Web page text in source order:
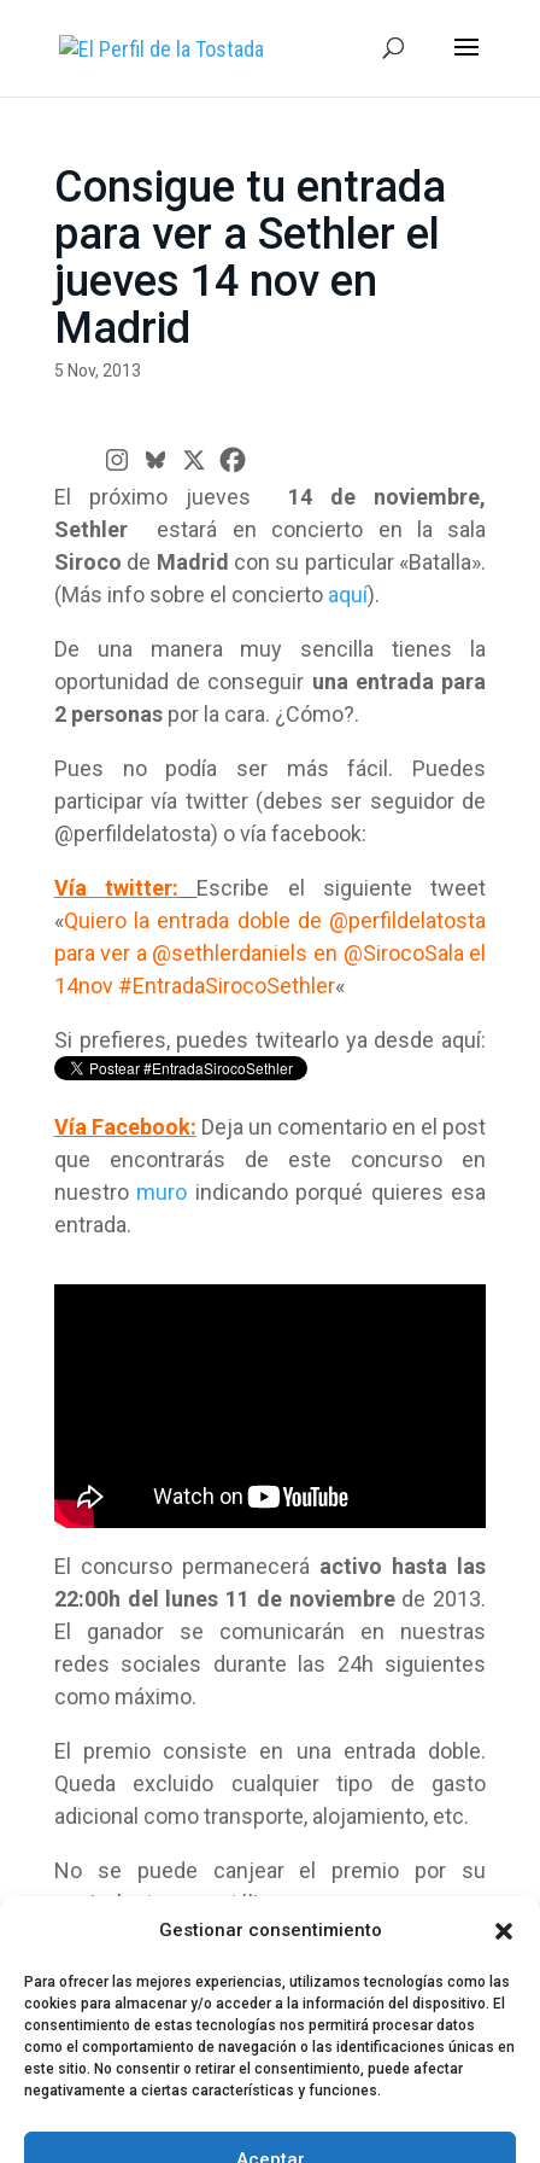
Gestionar consentimiento
Para ofrecer las mejores experiencias, utilizamos tecnologías como las
cookies para almacenar y/o acceder a la información del dispositivo. El
consentimiento de estas tecnologías nos permitirá procesar datos
como el comportamiento de navegación o las identificaciones únicas en
este sitio. No consentir o retirar el consentimiento, puede afectar
negativamente a ciertas características y funciones.
Consigue tu entrada
para ver a Sethler el
jueves 14 nov en
Madrid
5 Nov, 2013
El próximo jueves
14 de noviembre,
Sethlerestará en concierto en la sala
Siroco de Madrid con su particular «Batalla».
(Más info sobre el concierto aquí).
De una manera muy sencilla tienes la
oportunidad de conseguir una entrada para
2 personaspor la cara. ¿Cómo?.
Pues no podía ser más fácil. Puedes
participar vía twitter (debes ser seguidor de
@perfildelatosta) o vía facebook:
Vía twitter:
Escribe el siguiente tweet
«Quiero la entrada doble de @perfildelatosta
para ver a @sethlerdaniels en @SirocoSala el
14nov #EntradaSirocoSethler«
Si prefieres, puedes twitearlo ya desde aquí:
Vía Facebook: Deja un comentario en el post
que encontrarás de este concurso en
nuestro muro indicando porqué quieres esa
entrada.
El concurso permanecerá activo hasta las
22:00h del lunes 11 de noviembrede 2013.
El ganador se comunicarán en nuestras
redes sociales durante las 24h siguientes
como máximo.
El premio consiste en una entrada doble.
Queda excluido cualquier tipo de gasto
adicional como transporte, alojamiento, etc.
No se puede canjear el premio por su
equivalente en metálico.